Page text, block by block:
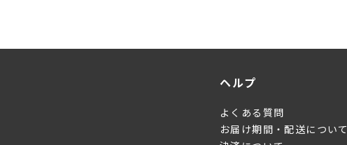
ヘルプ
よくある質問
お届け期間・配送について